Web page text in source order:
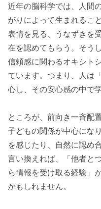
近年の脳科学では、人間
がりによって生まれるこ
表情を見る、うなずきを
在を認めてもらう。そう
信頼感に関わるオキシト
ています。つまり、人は
心し、その安心感の中で
ところが、前向き一斉配
子どもの関係が中心にな
を感じたり、自然に認め
言い換えれば、「他者と
ら情報を受け取る経験」
かもしれません。